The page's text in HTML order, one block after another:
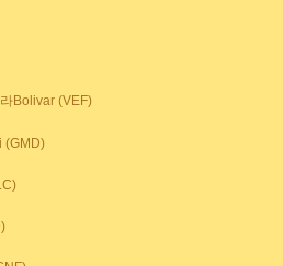
Bolivar (VEF)
(GMD)